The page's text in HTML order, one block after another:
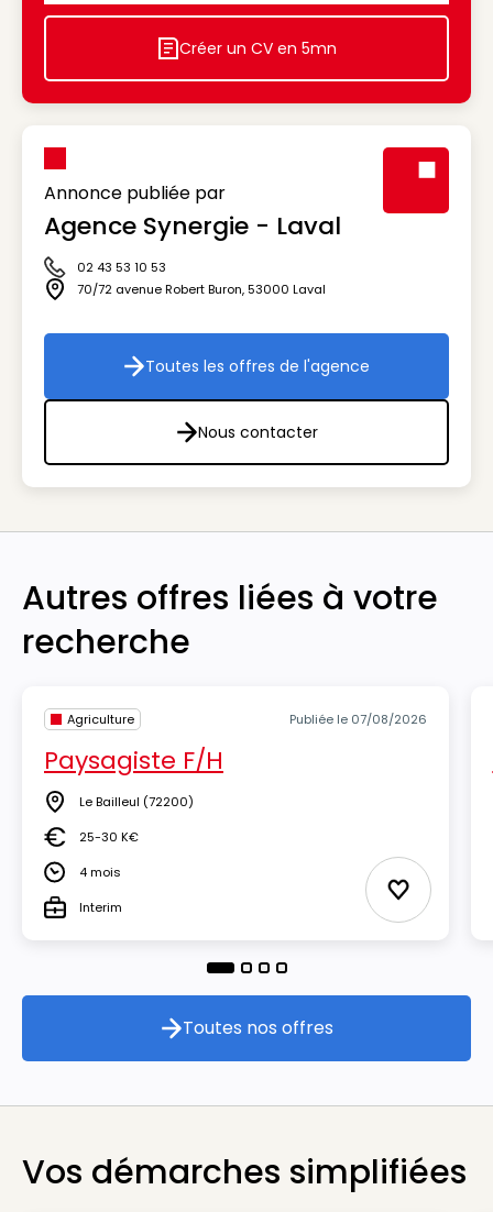
Icon decorative
Créer un CV en 5mn
Annonce publiée par
Agence Synergie - Laval
Icône téléphone
02 43 53 10 53
Icône adresse
70/72 avenue Robert Buron,53000 Laval
Toutes les offres de l'agence
Toutes les offres de l'agence
Nous contacter
Nous contacter
Autres offres liées à votre
recherche
Agriculture Publiée le 07/08/2026
Paysagiste F/H
Lieu Le Bailleul (72200)
Salaire25-30 K€
Durée4 mois
TypeInterim Ajouter
Toutes nos offres
Toutes nos offres
Vos démarches simplifiées